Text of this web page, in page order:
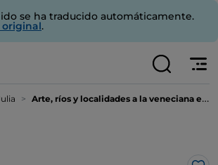
se ha traducido automáticamente.
.
Arte, ríos y localidades a la veneciana en tierra firme